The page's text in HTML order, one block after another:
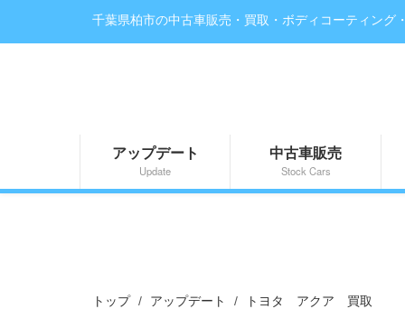
千葉県柏市の中古車販売・買取・ボディコーティング
アップデート
Update
中古車販売
Stock Cars
トップ アップデート トヨタ アクア 買取